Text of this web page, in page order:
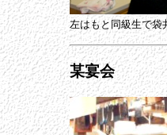
左はもと同級生で袋
某宴会